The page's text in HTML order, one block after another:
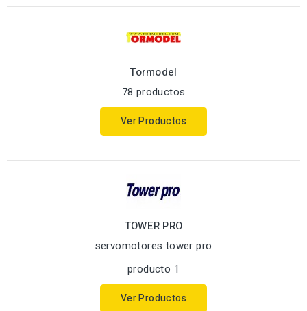
Tormodel
78 productos
Ver Productos
TOWER PRO
servomotores tower pro
producto 1
Ver Productos